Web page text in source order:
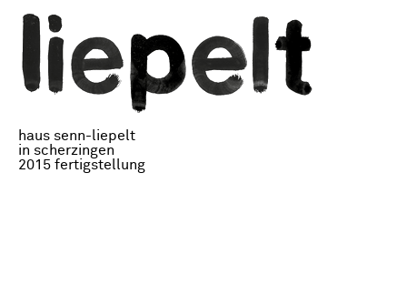
haus senn-liepelt
in scherzingen
2015 fertigstellung